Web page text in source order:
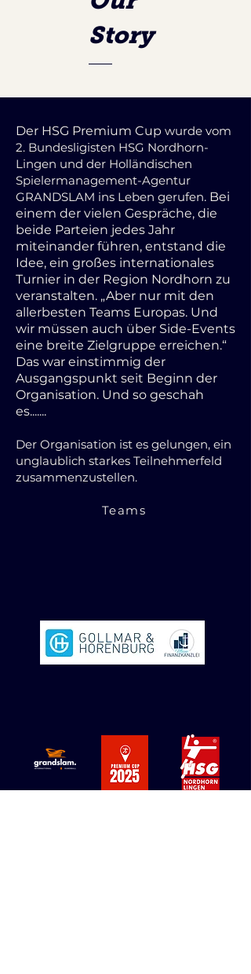
Story
Der HSG Premium Cup wurde vom
2. Bundesligisten HSG Nordhorn-
Lingen und der Holländischen
Spielermanagement-Agentur
GRANDSLAM ins Leben gerufen. Bei
einem der vielen Gespräche, die
beide Parteien jedes Jahr
miteinander führen, entstand die
Idee, ein großes internationales
Turnier in der Region Nordhorn zu
veranstalten. „Aber nur mit den
allerbesten Teams Europas. Und
wir müssen auch über Side-Events
eine breite Zielgruppe erreichen.“
Das war einstimmig der
Ausgangspunkt seit Beginn der
Organisation. Und so geschah
es.......
Der Organisation ist es gelungen, ein
unglaublich starkes Teilnehmerfeld
zusammenzustellen.
Teams